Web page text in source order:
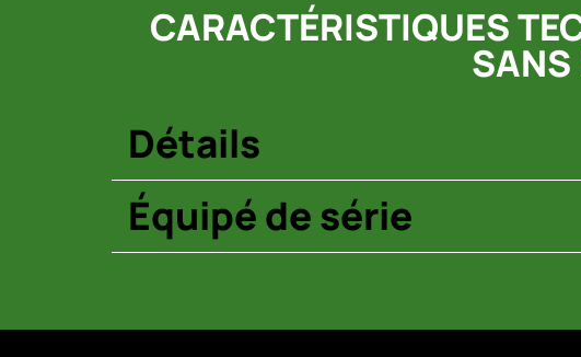
CARACTÉRISTIQUES
SANS
Détails
Équipé de série